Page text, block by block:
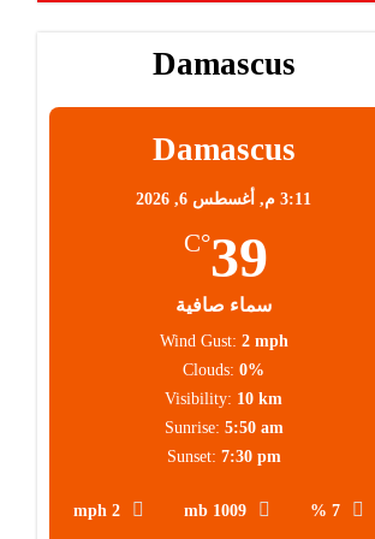
Damascus
Damascus
3:11 م, أغسطس 6, 2026
39
°C
سماء صافية
7 %
1009 mb
2 mph
Wind Gust: 2 mph
Clouds: 0%
Visibility: 10 km
Sunrise: 5:50 am
Sunset: 7:30 pm